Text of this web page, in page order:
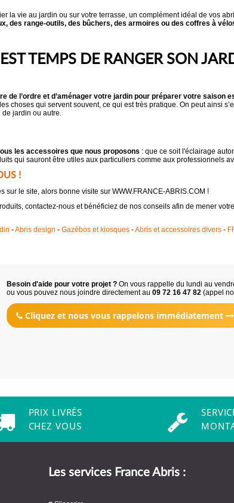
la vie au jardin ou sur votre terrasse, un complément idéal de vos
des range-outils, des bûchers, des armoires ou des coffres à
TEMPS DE RANGER SON
de l’ordre et d’aménager votre jardin pour préparer votre saison
choses qui servent souvent, ce qui est très pratique. On peut ainsi
de jardin ou autre.
les accessoires que nous proposons : que ce soit l'éclairage
qui sauront être utiles aux particuliers comme aux professionnels
!
le site, alors bonne visite sur WWW.FRANCE-ABRIS.COM !
contactez-nous et bénéficiez de nos conseils afin de mener
-Abris design - Gazébos et kiosques-Abris et accessoires divers-
Besoin d'aide pour votre projet ? On vous rappelle du lundi au
ou vous pouvez nous joindre directement au 09 72 16 47 82 (appel
Cliquez et nous vous rappelons immédiatement
PRIX LIVRÉS
CHEZ VOUS
Les services France Abris :